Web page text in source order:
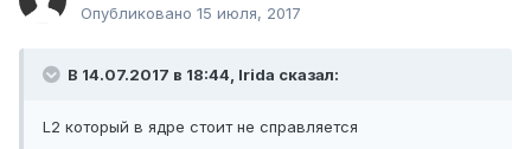
Опубликовано 15 июля, 2017
В 14.07.2017 в 18:44, Irida сказал:
L2 который в ядре стоит не справляется